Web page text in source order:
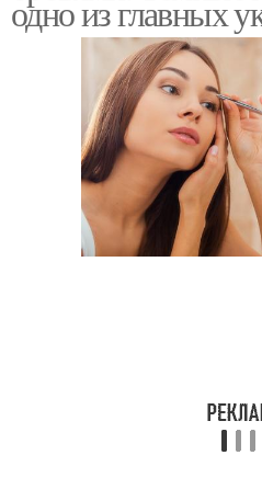
одно из главных